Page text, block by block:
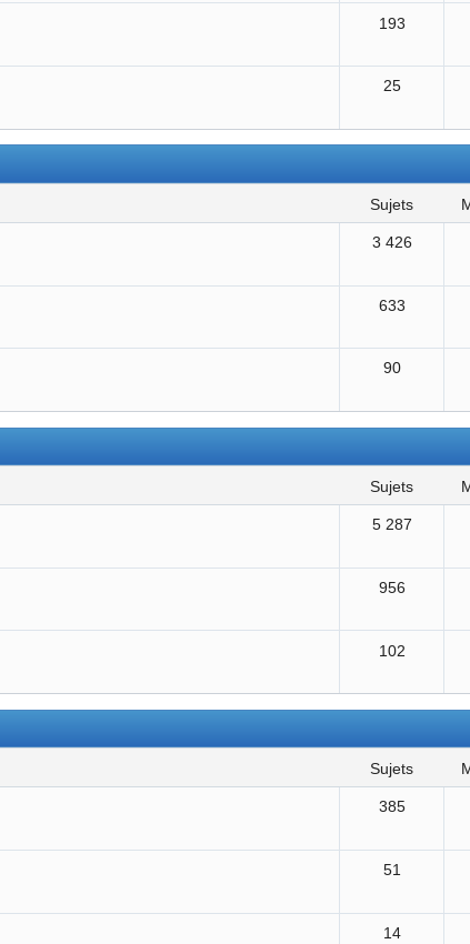
193
25
sujets
3 426
633
90
sujets
5 287
956
102
sujets
385
51
14